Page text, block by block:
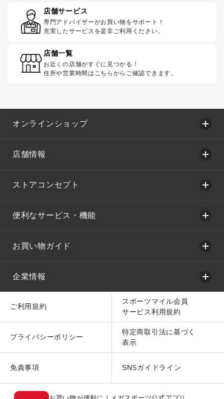
店舗サービス
専門アドバイザーがお買い物をサポート！
充実したサービスを是非ご利用ください。
店舗一覧
お近くの店舗がすぐに見つかる！
住所や営業時間はこちらからご確認できます。
オンラインショップ
店舗情報
ストアコンセプト
便利なサービス・機能
お買い物ガイド
企業情報
ご利用規約
スポーツマイル会員
サービス利用規約
プライバシーポリシー
特定商取引法に基づく
表示
免責事項 SNSガイドライン